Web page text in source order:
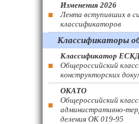
Изменения 2026
Лента вступивших в
классификаторов
Классификаторы
Классификатор
Общероссийский
конструкторских
ОКАТО
Общероссийский
административно-
деления ОК 019-95